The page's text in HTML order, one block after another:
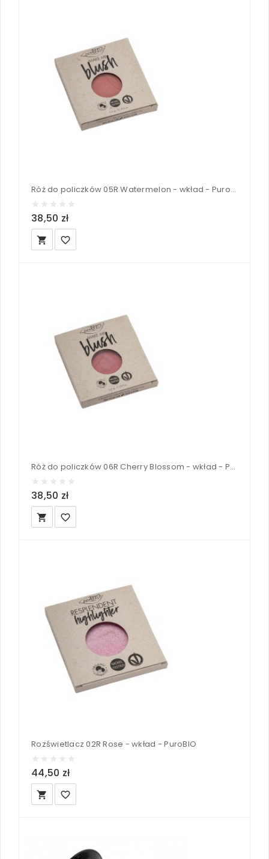
Róż do policzków 05R Watermelon - wkład - PuroBIO
38,50 zł
local_grocery_store favorite_border
Róż do policzków 06R Cherry Blossom - wkład - PuroBIO
38,50 zł
local_grocery_store favorite_border
Rozświetlacz 02R Rose - wkład - PuroBIO
44,50 zł
local_grocery_store favorite_border